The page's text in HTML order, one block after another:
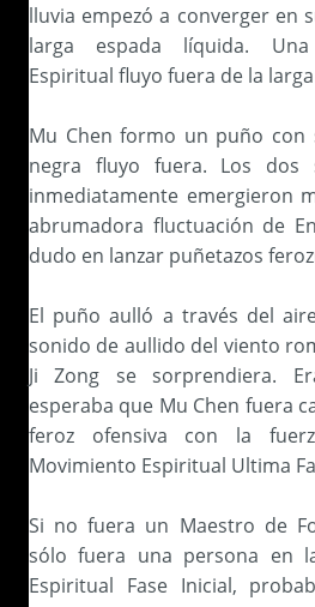
lluvia empezó a converger en
larga espada líquida.
Espiritual fluyo fuera de la
Mu Chen formo un puño con
negra fluyo fuera. Los dos
inmediatamente emergieron
abrumadora fluctuación de
dudo en lanzar puñetazos
El puño aulló a través del
sonido de aullido del viento
Ji Zong se sorprendiera.
esperaba que Mu Chen fuera
feroz ofensiva con la
Movimiento Espiritual Ultima
Si no fuera un Maestro de
sólo fuera una persona en
Espiritual Fase Inicial,